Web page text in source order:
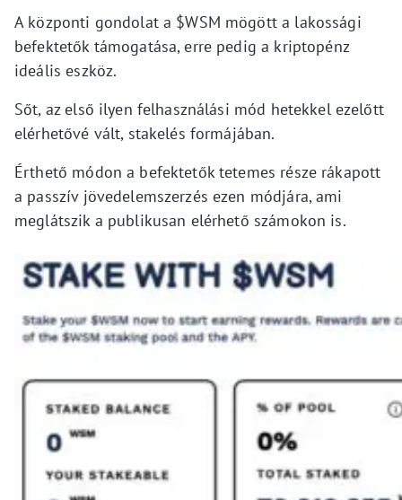
A központi gondolat a $WSM mögött a lakossági
befektetők támogatása, erre pedig a kriptopénz
ideális eszköz.
Sőt, az első ilyen felhasználási mód hetekkel ezelőtt
elérhetővé vált, stakelés formájában.
Érthető módon a befektetők tetemes része rákapott
a passzív jövedelemszerzés ezen módjára, ami
meglátszik a publikusan elérhető számokon is.